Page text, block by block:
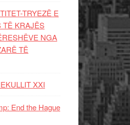
TRYEZË E
TË KRAJËS
NGA
TË
XXI
End the Hague